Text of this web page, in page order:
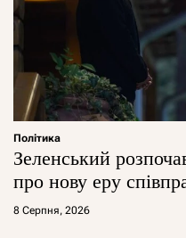
Політика
Зеленський
про нову еру
8 Серпня, 2026